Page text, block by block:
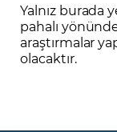
Yalnız burada
pahalı
araştırmalar
olacaktır.